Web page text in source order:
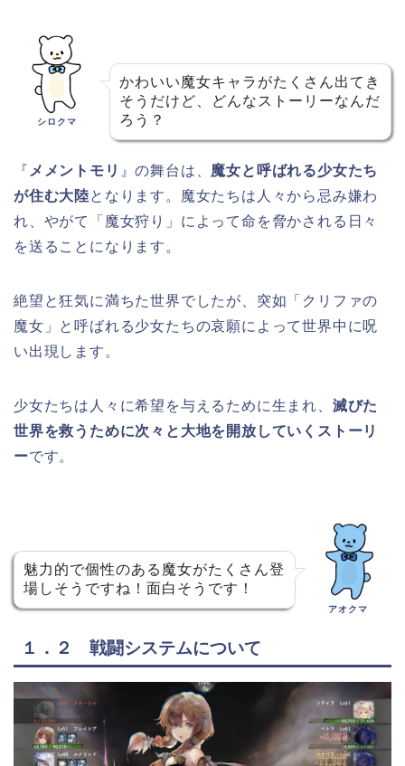
シロクマ
かわいい魔女キャラがたくさん出てき
そうだけど、どんなストーリーなんだ
ろう？
『 メメントモリ 』の舞台は、 魔女と呼ばれる少女たち
が住む大陸となります。魔女たちは人々から忌み嫌わ
れ、やがて「魔女狩り」によって命を脅かされる日々
を送ることになります。
絶望と狂気に満ちた世界でしたが、突如「クリファの
魔女」と呼ばれる少女たちの哀願によって世界中に呪
い出現します。
少女たちは人々に希望を与えるために生まれ、 滅びた
世界を救うために次々と大地を開放していくストーリ
ーです。
魅力的で個性のある魔女がたくさん登
場しそうですね！面白そうです！
アオクマ
１．２ 戦闘システムについて